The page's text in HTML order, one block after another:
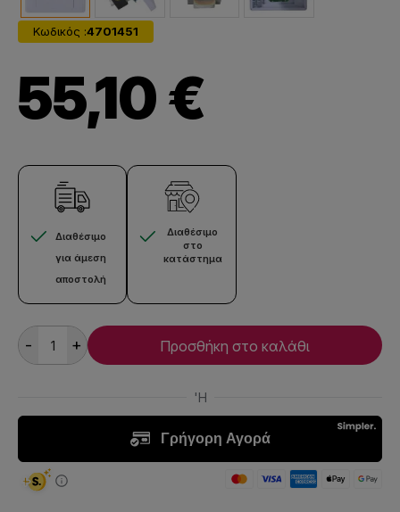
Κωδικός :4701451
55,10 €
Διαθέσιμο
για άμεση
αποστολή
Διαθέσιμο
στο
κατάστημα
- + Προσθήκη στο καλάθι